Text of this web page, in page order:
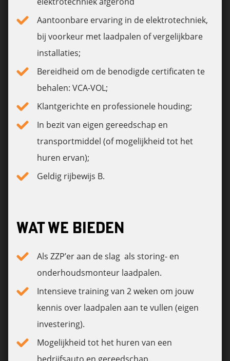
Aantoonbare ervaring in de elektrotechniek,
bij voorkeur met laadpalen of vergelijkbare
installaties;
Bereidheid om de benodigde certificaten te
behalen: VCA-VOL;
Klantgerichte en professionele houding;
In bezit van eigen gereedschap en
transportmiddel (of mogelijkheid tot het
huren ervan);
Geldig rijbewijs B.
WAT WE BIEDEN
Als ZZP’er aan de slag als storing- en
onderhoudsmonteur laadpalen.
Intensieve training van 2 weken om jouw
kennis over laadpalen aan te vullen (eigen
investering).
Mogelijkheid tot het huren van een